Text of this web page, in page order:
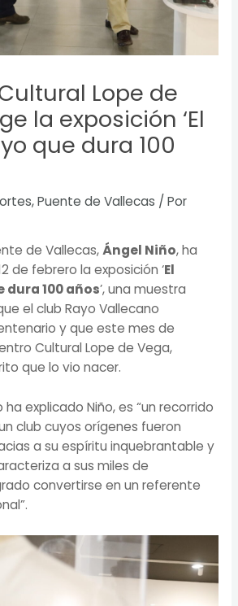
Lope de
la exposición ‘El
que dura 100
,Puente de Vallecas / Por
de Vallecas,Ángel Niño, ha
de febrero la exposición ‘El
dura 100 años’, una muestra
el club Rayo Vallecano
y que este mes de
Cultural Lope de Vega,
que lo vio nacer.
explicado Niño, es “un recorrido
club cuyos orígenes fueron
a su espíritu inquebrantable y
a sus miles de
convertirse en un referente